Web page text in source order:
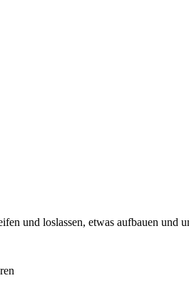
und loslassen, etwas aufbauen und